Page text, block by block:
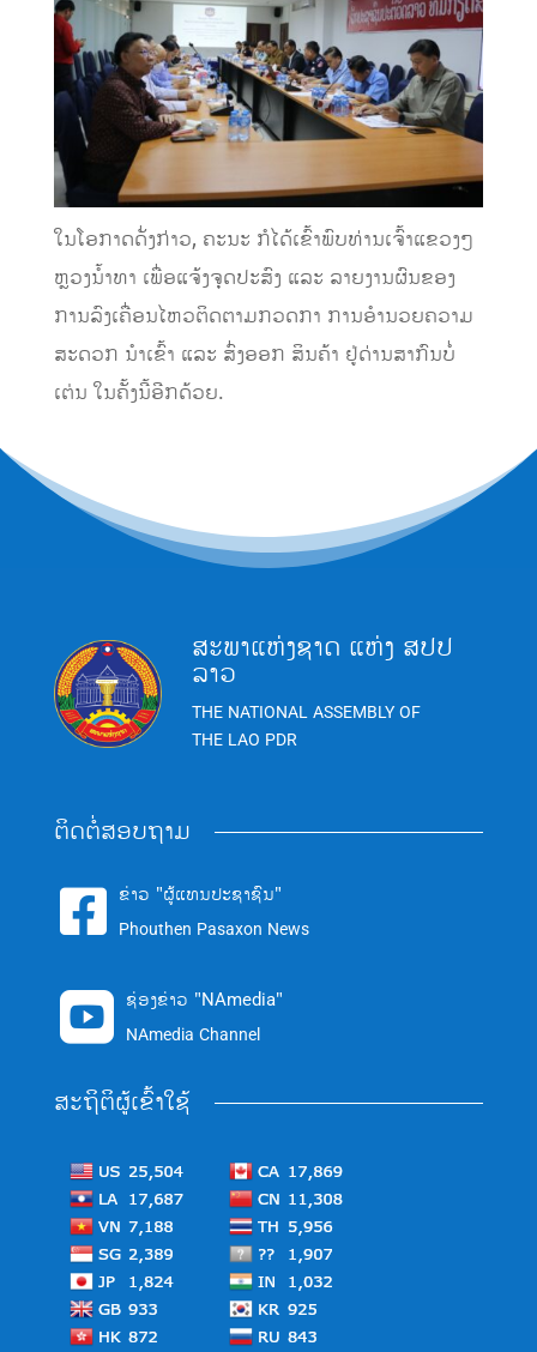
ໃນໂອກາດດັ່ງກ່າວ, ຄະນະ ກໍໄດ້ເຂົ້າພົບທ່ານເຈົ້າແຂວງໆ
ຫຼວງນໍ້າທາ ເພື່ອແຈ້ງຈຸດປະສົງ ແລະ ລາຍງານຜົນຂອງ
ການລົງເຄື່ອນໄຫວຕິດຕາມກວດກາ ການອໍານວຍຄວາມ
ສະດວກ ນໍາເຂົ້າ ແລະ ສົ່ງອອກ ສິນຄ້າ ຢູ່ດ່ານສາກົນບໍ່
ເຕ່ນ ໃນຄັ້ງນີ້ອີກດ້ວຍ.
ສະພາແຫ່ງຊາດ ແຫ່ງ ສປປ
ລາວ
THE NATIONAL ASSEMBLY OF
THE LAO PDR
ຕິດຕໍ່ສອບຖາມ
 ຂ່າວ "ຜູ້ແທນປະຊາຊົນ"
Phouthen Pasaxon News
 ຊ່ອງຂ່າວ "NAmedia"
NAmedia Channel
ສະຖິຕິຜູ້ເຂົ້າໃຊ້